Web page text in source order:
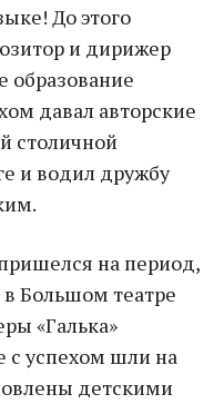
До этого
и дирижер
образование
давал авторские
столичной
и водил дружбу
на период,
в Большом театре
«Галька»
с успехом шли на
детскими